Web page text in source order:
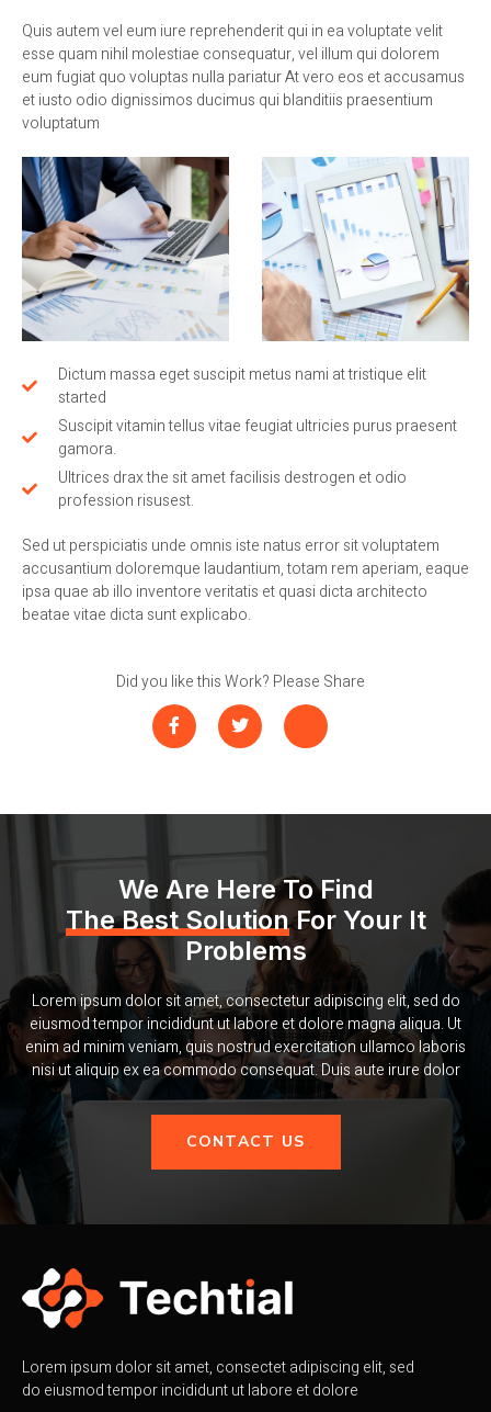
Quis autem vel eum iure reprehenderit qui in ea voluptate velit
esse quam nihil molestiae consequatur, vel illum qui dolorem
eum fugiat quo voluptas nulla pariatur At vero eos et accusamus
et iusto odio dignissimos ducimus qui blanditiis praesentium
voluptatum
Dictum massa eget suscipit metus nami at tristique elit
started
Suscipit vitamin tellus vitae feugiat ultricies purus praesent
gamora.
Ultrices drax the sit amet facilisis destrogen et odio
profession risusest.
Sed ut perspiciatis unde omnis iste natus error sit voluptatem
accusantium doloremque laudantium, totam rem aperiam, eaque
ipsa quae ab illo inventore veritatis et quasi dicta architecto
beatae vitae dicta sunt explicabo.
Did you like this Work? Please Share
We Are Here To Find
The Best SolutionFor Your It
Problems
Lorem ipsum dolor sit amet, consectetur adipiscing elit, sed do
eiusmod tempor incididunt ut labore et dolore magna aliqua. Ut
enim ad minim veniam, quis nostrud exercitation ullamco laboris
nisi ut aliquip ex ea commodo consequat. Duis aute irure dolor
CONTACT US
Lorem ipsum dolor sit amet, consectet adipiscing elit, sed
do eiusmod tempor incididunt ut labore et dolore